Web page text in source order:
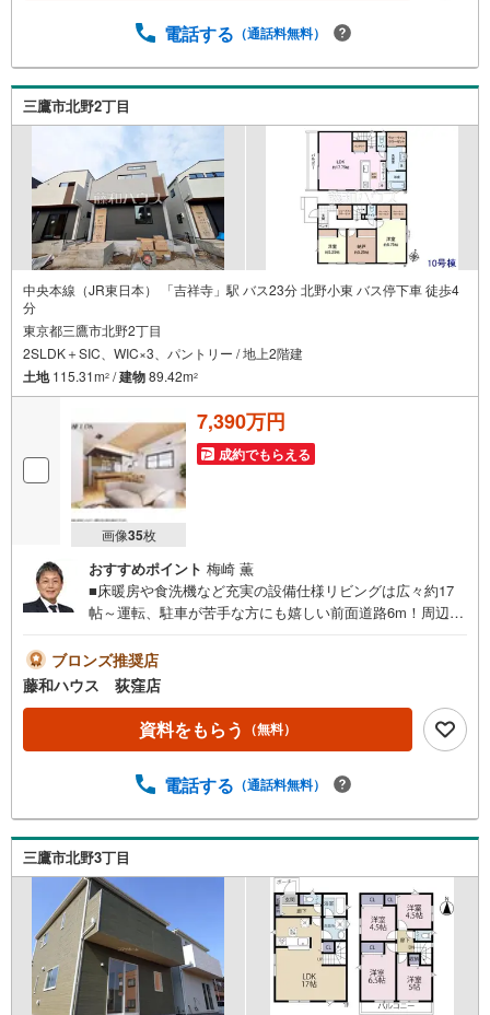
消毒、飛沫対策アクリルパネルなどコロナウィルス対策も
提携FPへの無料個別相談サービス外部のファイナンシャル
プランナーへの無料個別ライフプラン相談サービスも御座
います。・キッズスペースや授乳スペース、おむつ替えベ
ッド、アンパンマンジュースなどを完備しておりますの
で、お子様連れでもお気軽にお越し下さい。
電話する （通話料無料）
三鷹市北野2丁目
中央本線（JR東日本） 「吉祥寺」駅 バス23分 北野小東 バス停下車 徒歩4
分
東京都三鷹市北野2丁目
2SLDK＋SIC、WIC×3、パントリー / 地上2階建
土地115.31m2 /建物89.42m2
画像35枚
7,390万円
成約でもらえる
おすすめポイント 梅崎 薫
■床暖房や食洗機など充実の設備仕様リビングは広々約17
帖～運転、駐車が苦手な方にも嬉しい前面道路6m！周辺も
い。
ブロンズ推奨店
藤和ハウス 荻窪店
資料をもらう （無料）
電話する （通話料無料）
三鷹市北野3丁目